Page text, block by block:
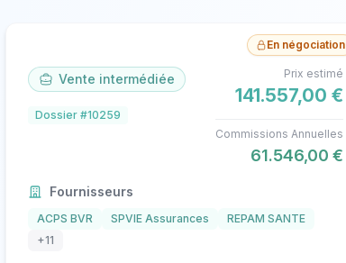
En négociation
Vente intermédiée
Dossier #10259
Prix estimé
141.557,00 €
Commissions Annuelles
61.546,00 €
Fournisseurs
ACPS BVR SPVIE Assurances
REPAM SANTE
+11